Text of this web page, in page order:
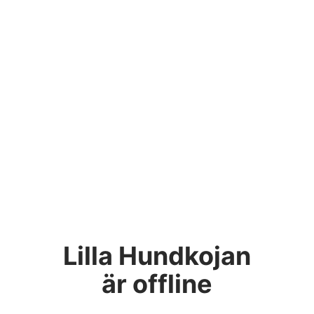
Lilla Hundkojan
är offline